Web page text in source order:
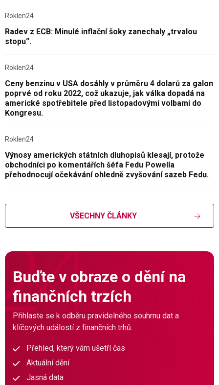
Roklen24
Radev z ECB: Minulé inflační šoky zanechaly „trvalou
stopu“.
Roklen24
Ceny benzinu v USA dosáhly v průměru 4 dolarů za galon
poprvé od roku 2022, což ukazuje, jak válka dopadá na
americké spotřebitele před listopadovými volbami do
Kongresu.
Roklen24
Výnosy amerických státních dluhopisů klesají, protože
obchodníci po komentářích šéfa Fedu Powella
přehodnocují očekávání ohledně zvyšování sazeb Fedu.
VŠECHNY ČLÁNKY
Buďte v obraze o dění na
finančních trzích
Přihlaste se k odběru pravidelného souhrnu dat a
klíčových událostí z finančních trhů.
Přehled, který vám ušetří čas
Aktuální dění
Jasná data